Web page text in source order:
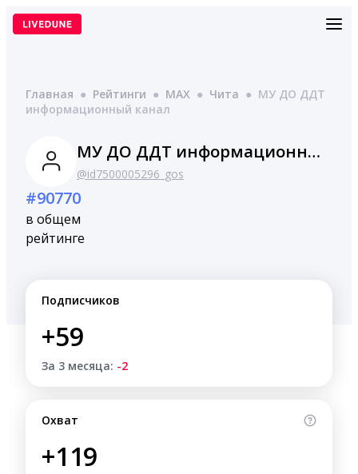
Перейти
Главная ● Рейтинги ● MAX ● Чита ● МУ ДО ДДТ
информационный канал
МУ ДО ДДТ информационный канал
@id7500005296_gos
#90770
в общем
рейтинге
Подписчиков
+59
За 3 месяца: -2
Охват
+119